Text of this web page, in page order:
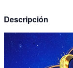
Descripción